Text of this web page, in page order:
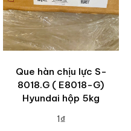
Que hàn chịu lực S-
8018.G ( E8018-G)
Hyundai hộp 5kg
1₫